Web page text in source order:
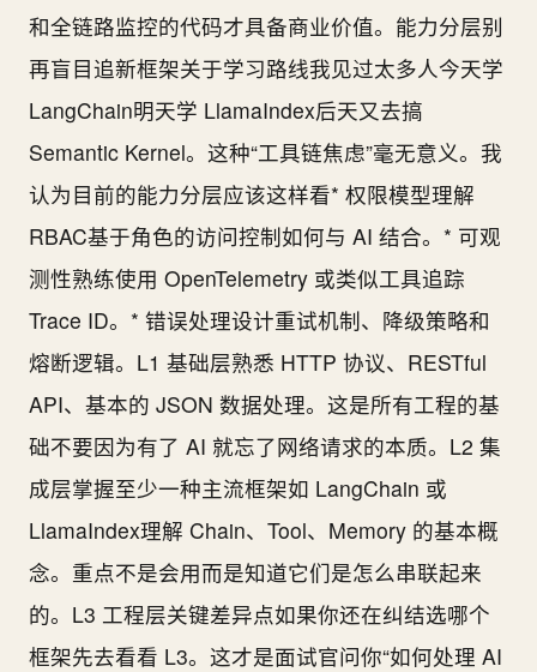
和全链路监控的代码才具备商业价值。能力分层别
再盲目追新框架关于学习路线我见过太多人今天学
LangChain明天学 LlamaIndex后天又去搞
Semantic Kernel。这种“工具链焦虑”毫无意义。我
认为目前的能力分层应该这样看* 权限模型理解
RBAC基于角色的访问控制如何与 AI 结合。* 可观
测性熟练使用 OpenTelemetry 或类似工具追踪
Trace ID。* 错误处理设计重试机制、降级策略和
熔断逻辑。L1 基础层熟悉 HTTP 协议、RESTful
API、基本的 JSON 数据处理。这是所有工程的基
础不要因为有了 AI 就忘了网络请求的本质。L2 集
成层掌握至少一种主流框架如 LangChain 或
LlamaIndex理解 Chain、Tool、Memory 的基本概
念。重点不是会用而是知道它们是怎么串联起来
的。L3 工程层关键差异点如果你还在纠结选哪个
框架先去看看 L3。这才是面试官问你“如何处理 AI